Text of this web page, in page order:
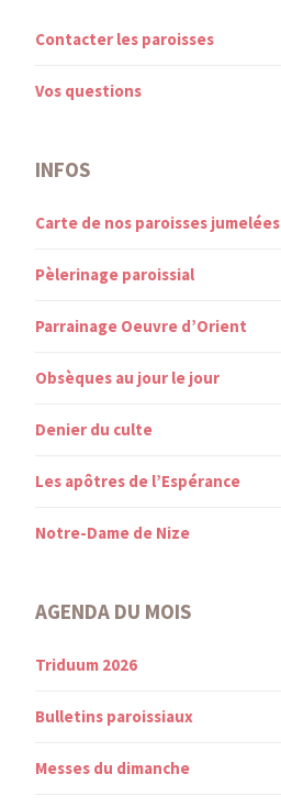
Contacter les paroisses
Vos questions
INFOS
Carte de nos paroisses jumelées
Pèlerinage paroissial
Parrainage Oeuvre d’Orient
Obsèques au jour le jour
Denier du culte
Les apôtres de l’Espérance
Notre-Dame de Nize
AGENDA DU MOIS
Triduum 2026
Bulletins paroissiaux
Messes du dimanche